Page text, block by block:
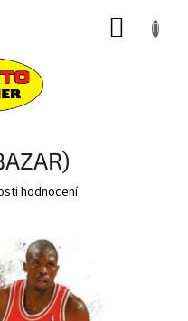
hodnocení